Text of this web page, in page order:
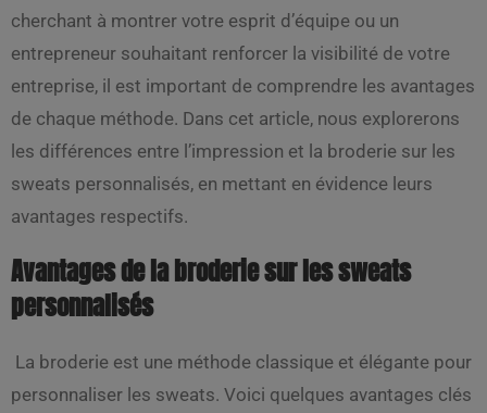
cherchant à montrer votre esprit d’équipe ou un
entrepreneur souhaitant renforcer la visibilité de votre
entreprise, il est important de comprendre les avantages
de chaque méthode. Dans cet article, nous explorerons
les différences entre l’impression et la broderie sur les
sweats personnalisés, en mettant en évidence leurs
avantages respectifs.
Avantages de la broderie sur les sweats
personnalisés
La broderie est une méthode classique et élégante pour
personnaliser les sweats. Voici quelques avantages clés